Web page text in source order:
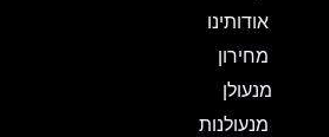
אודותינו
מחירון
מנעולן
מנעולנות